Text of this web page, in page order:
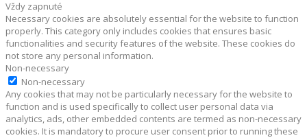
Vždy zapnuté
Necessary cookies are absolutely essential for the website to function
properly. This category only includes cookies that ensures basic
functionalities and security features of the website. These cookies do
not store any personal information.
Non-necessary
Non-necessary
Any cookies that may not be particularly necessary for the website to
function and is used specifically to collect user personal data via
analytics, ads, other embedded contents are termed as non-necessary
cookies. It is mandatory to procure user consent prior to running these